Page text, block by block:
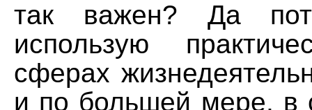
так важен? Да
использую
сферах
и по большей мере, в